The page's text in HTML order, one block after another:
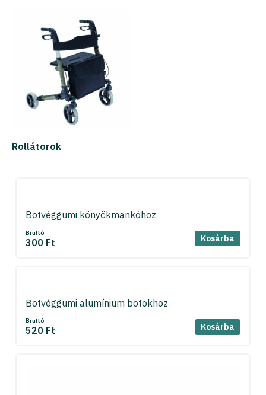
Rollátorok
Botvéggumi könyökmankóhoz
Bruttó
300 Ft Kosárba
Botvéggumi alumínium botokhoz
Bruttó
520 Ft Kosárba